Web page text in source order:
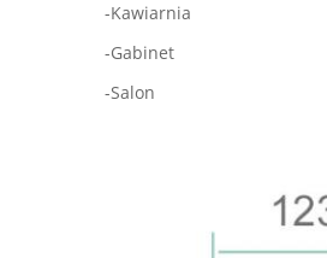
-Kawiarnia
-Gabinet
-Salon